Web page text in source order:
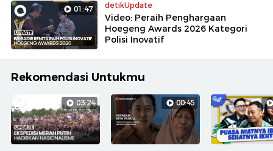
01:47 detikUpdate
Video: Peraih Penghargaan
Hoegeng Awards 2026 Kategori
Polisi Inovatif
Rekomendasi Untukmu
03:24 00:45